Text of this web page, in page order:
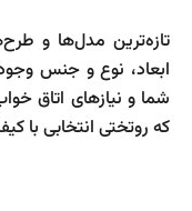
تازه‌ترین مدل‌ها و
ابعاد، نوع و جنس
شما و نیازهای اتاق
که روتختی انتخابی با